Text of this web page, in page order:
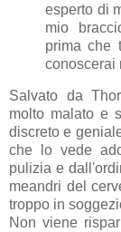
esperto di
mio
prima che
conoscerai
Salvato da
molto malato e
discreto e
che lo vede
pulizia e
meandri del
troppo in
Non viene